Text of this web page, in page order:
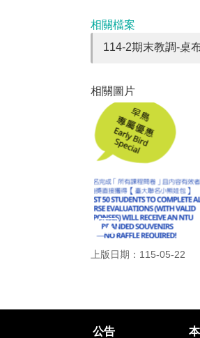
相關檔案
114-2期末教調-桌
相關圖片
上版日期：115-05-22
公告